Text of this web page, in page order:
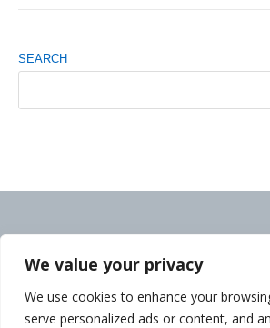
We value your privacy
We use cookies to enhance your
serve personalized ads or content, and
SEARCH